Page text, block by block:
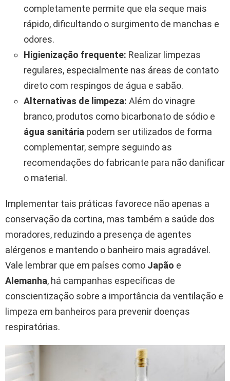
completamente permite que ela seque mais
rápido, dificultando o surgimento de manchas e
odores.
Higienização frequente: Realizar limpezas
regulares, especialmente nas áreas de contato
direto com respingos de água e sabão.
Alternativas de limpeza: Além do vinagre
branco, produtos como bicarbonato de sódio e
água sanitária podem ser utilizados de forma
complementar, sempre seguindo as
recomendações do fabricante para não danificar
o material.
Implementar tais práticas favorece não apenas a
conservação da cortina, mas também a saúde dos
moradores, reduzindo a presença de agentes
alérgenos e mantendo o banheiro mais agradável.
Vale lembrar que em países como Japão e
Alemanha, há campanhas específicas de
conscientização sobre a importância da ventilação e
limpeza em banheiros para prevenir doenças
respiratórias.